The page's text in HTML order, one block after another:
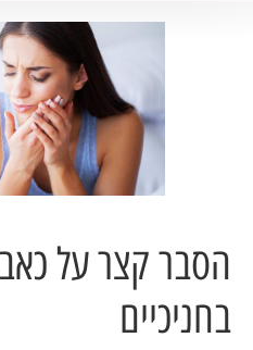
הסבר קצר על
בחניכיים